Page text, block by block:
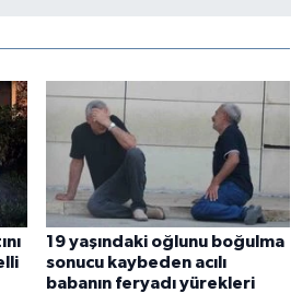
19 yaşındaki oğlunu boğulma
sonucu kaybeden acılı
babanın feryadı yürekleri